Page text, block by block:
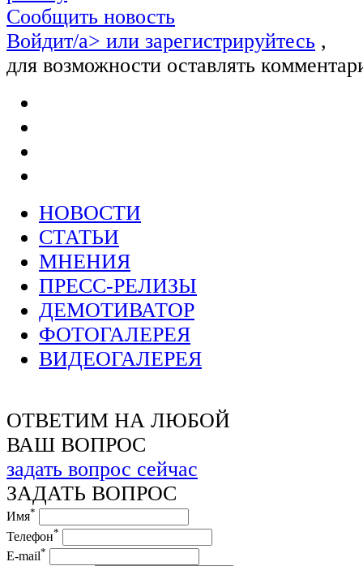
Сообщить новость
Войдит/a> или зарегистрируйтесь ,
для возможности оставлять
НОВОСТИ
СТАТЬИ
МНЕНИЯ
ПРЕСС-РЕЛИЗЫ
ДЕМОТИВАТОР
ФОТОГАЛЕРЕЯ
ВИДЕОГАЛЕРЕЯ
ОТВЕТИМ НА ЛЮБОЙ
ВАШ ВОПРОС
задать вопрос сейчас
ЗАДАТЬ ВОПРОС
Имя*
Телефон*
E-mail*